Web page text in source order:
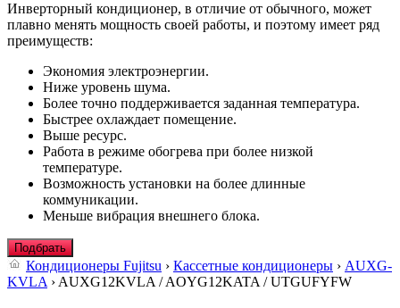
Инверторный кондиционер, в отличие от обычного, может
плавно менять мощность своей работы, и поэтому имеет ряд
преимуществ:
Экономия электроэнергии.
Ниже уровень шума.
Более точно поддерживается заданная температура.
Быстрее охлаждает помещение.
Выше ресурс.
Работа в режиме обогрева при более низкой
температуре.
Возможность установки на более длинные
коммуникации.
Меньше вибрация внешнего блока.
Подбрать
Кондиционеры Fujitsu › Кассетные кондиционеры › AUXG-
KVLA › AUXG12KVLA / AOYG12KATA / UTGUFYFW